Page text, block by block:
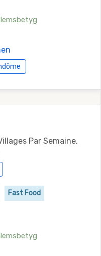
Par Semaine,
Fast Food